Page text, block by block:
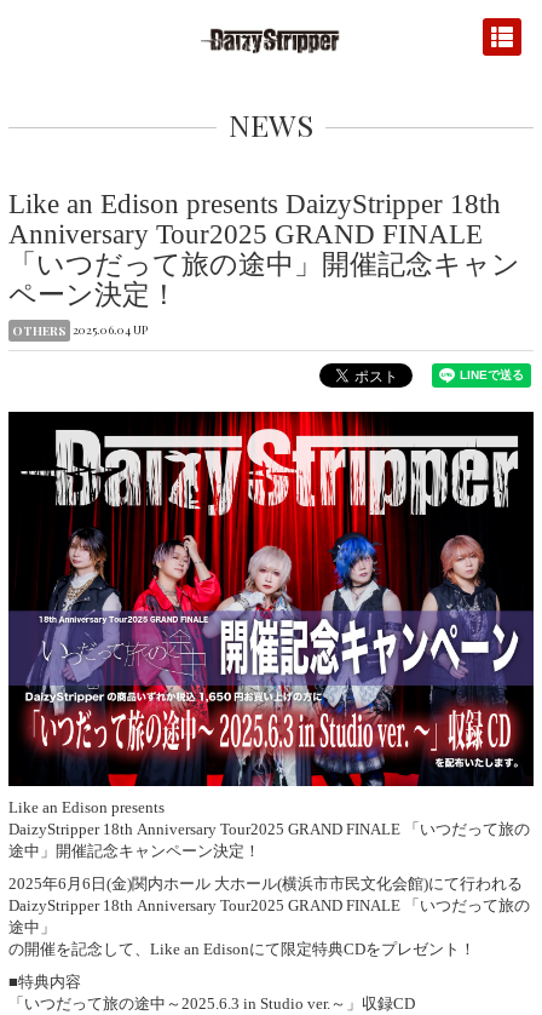
NEWS
Like an Edison presents DaizyStripper 18th
Anniversary Tour2025 GRAND FINALE
「いつだって旅の途中」開催記念キャン
ペーン決定！
OTHERS 2025.06.04 UP
Like an Edison presents
DaizyStripper 18th Anniversary Tour2025 GRAND FINALE 「いつだって旅の
途中」開催記念キャンペーン決定！
2025年6月6日(金)関内ホール 大ホール(横浜市市民文化会館)にて行われる
DaizyStripper 18th Anniversary Tour2025 GRAND FINALE 「いつだって旅の
途中」
の開催を記念して、Like an Edisonにて限定特典CDをプレゼント！
■特典内容
「いつだって旅の途中～2025.6.3 in Studio ver.～」収録CD